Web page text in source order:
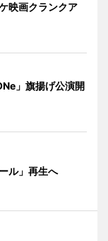
映画クランクア
」旗揚げ公演開
ル」再生へ